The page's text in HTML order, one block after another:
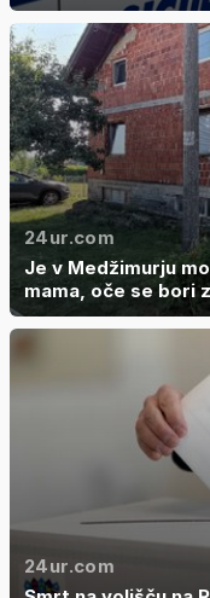
24ur.com
Je v Medžimurju
mama, oče se bori
24ur.com